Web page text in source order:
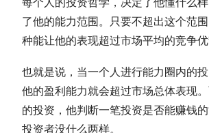
每个人的投资哲学，决定了他懂什么
了他的能力范围。只要不超出这个范
种能让他的表现超过市场平均的竞争优
也就是说，当一个人进行能力圈内的
他的盈利能力就会超过市场总体表现
的投资，他判断一笔投资是否能赚钱
投资者没什么两样。